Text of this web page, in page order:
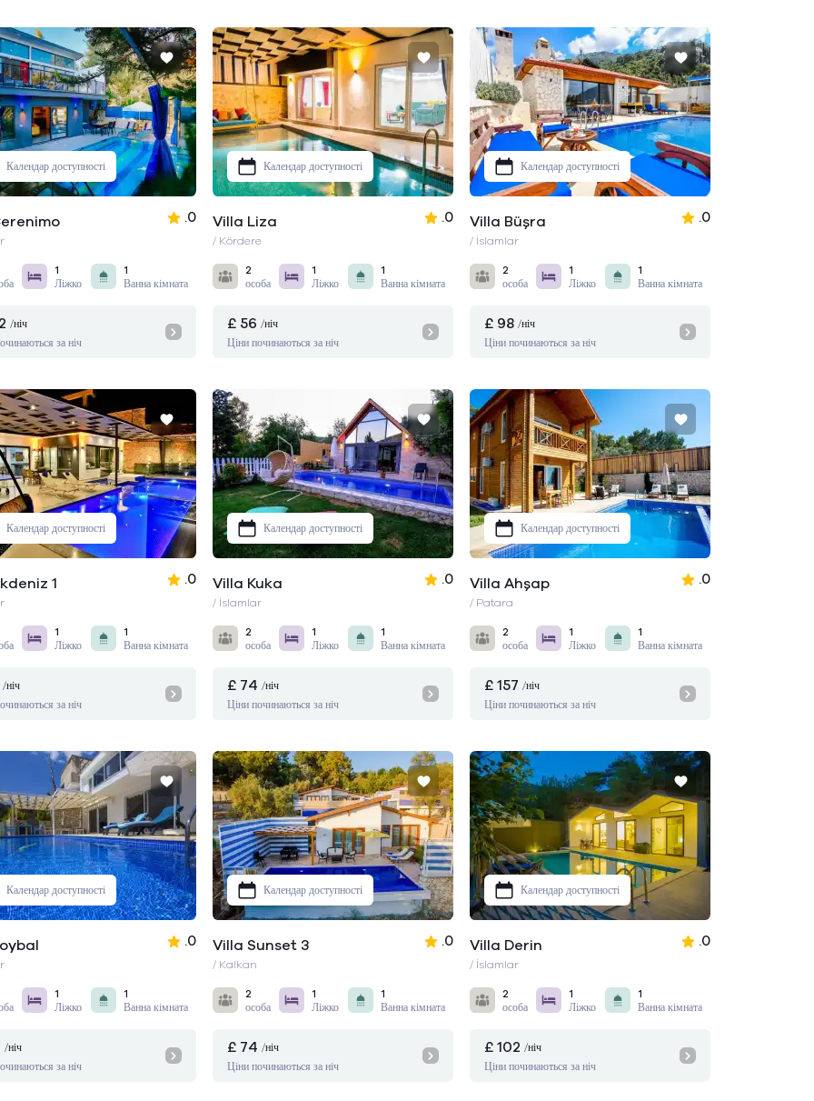
Календар доступності
.0
1
Ліжко
1
Ванна кімната
/ніч
за ніч
Календар доступності
Villa Liza
/ Kördere
.0
2
особа
1
Ліжко
1
Ванна кімната
£ 56 /ніч
Ціни починаються за ніч
Календар доступності
Villa Büşra
/ İslamlar
.0
2
особа
1
Ліжко
1
Ванна кімната
£ 98 /ніч
Ціни починаються за ніч
Календар доступності
1 .0
1
Ліжко
1
Ванна кімната
/ніч
за ніч
Календар доступності
Villa Kuka
/ İslamlar
.0
2
особа
1
Ліжко
1
Ванна кімната
£ 74 /ніч
Ціни починаються за ніч
Календар доступності
Villa Ahşap
/ Patara
.0
2
особа
1
Ліжко
1
Ванна кімната
£ 157 /ніч
Ціни починаються за ніч
Календар доступності
.0
1
Ліжко
1
Ванна кімната
/ніч
за ніч
Календар доступності
Villa Sunset 3
/ Kalkan
.0
2
особа
1
Ліжко
1
Ванна кімната
£ 74 /ніч
Ціни починаються за ніч
Календар доступності
Villa Derin
/ İslamlar
.0
2
особа
1
Ліжко
1
Ванна кімната
£ 102 /ніч
Ціни починаються за ніч